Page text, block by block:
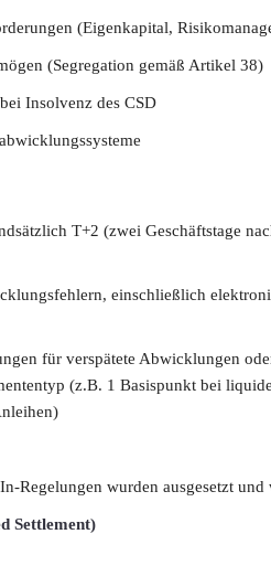
(Eigenkapital,
(Segregation gemäß Artikel 38)
Insolvenz des CSD
T+2 (zwei Geschäftstage
einschließlich
für verspätete Abwicklungen
(z.B. 1 Basispunkt bei
Regelungen wurden ausgesetzt und
Settlement)